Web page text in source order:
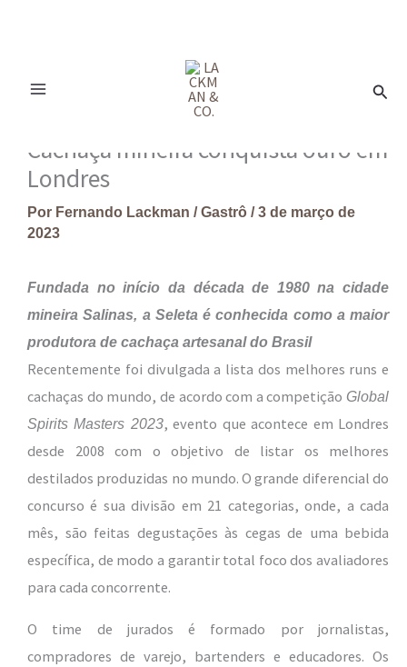
Cachaça mineira conquista ouro em
Londres
Por Fernando Lackman /Gastrô /3 de março de
2023
Fundada no início da década de 1980 na cidade
mineira Salinas, a Seleta é conhecida como a maior
produtora de cachaça artesanal do Brasil
Recentemente foi divulgada a lista dos melhores runs e
cachaças do mundo, de acordo com a competição Global
Spirits Masters 2023, evento que acontece em Londres
desde 2008 com o objetivo de listar os melhores
destilados produzidas no mundo. O grande diferencial do
concurso é sua divisão em 21 categorias, onde, a cada
mês, são feitas degustações às cegas de uma bebida
específica, de modo a garantir total foco dos avaliadores
para cada concorrente.
O time de jurados é formado por jornalistas,
compradores de varejo, bartenders e educadores. Os